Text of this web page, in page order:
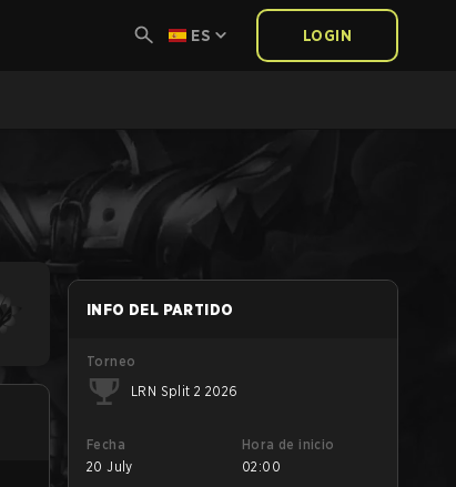
ES LOGIN
INFO DEL PARTIDO
Torneo
LRN Split 2 2026
Fecha
20 July
Hora de inicio
02:00